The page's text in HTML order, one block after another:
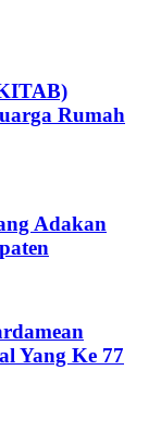
Rumah
Adakan
Yang Ke 77